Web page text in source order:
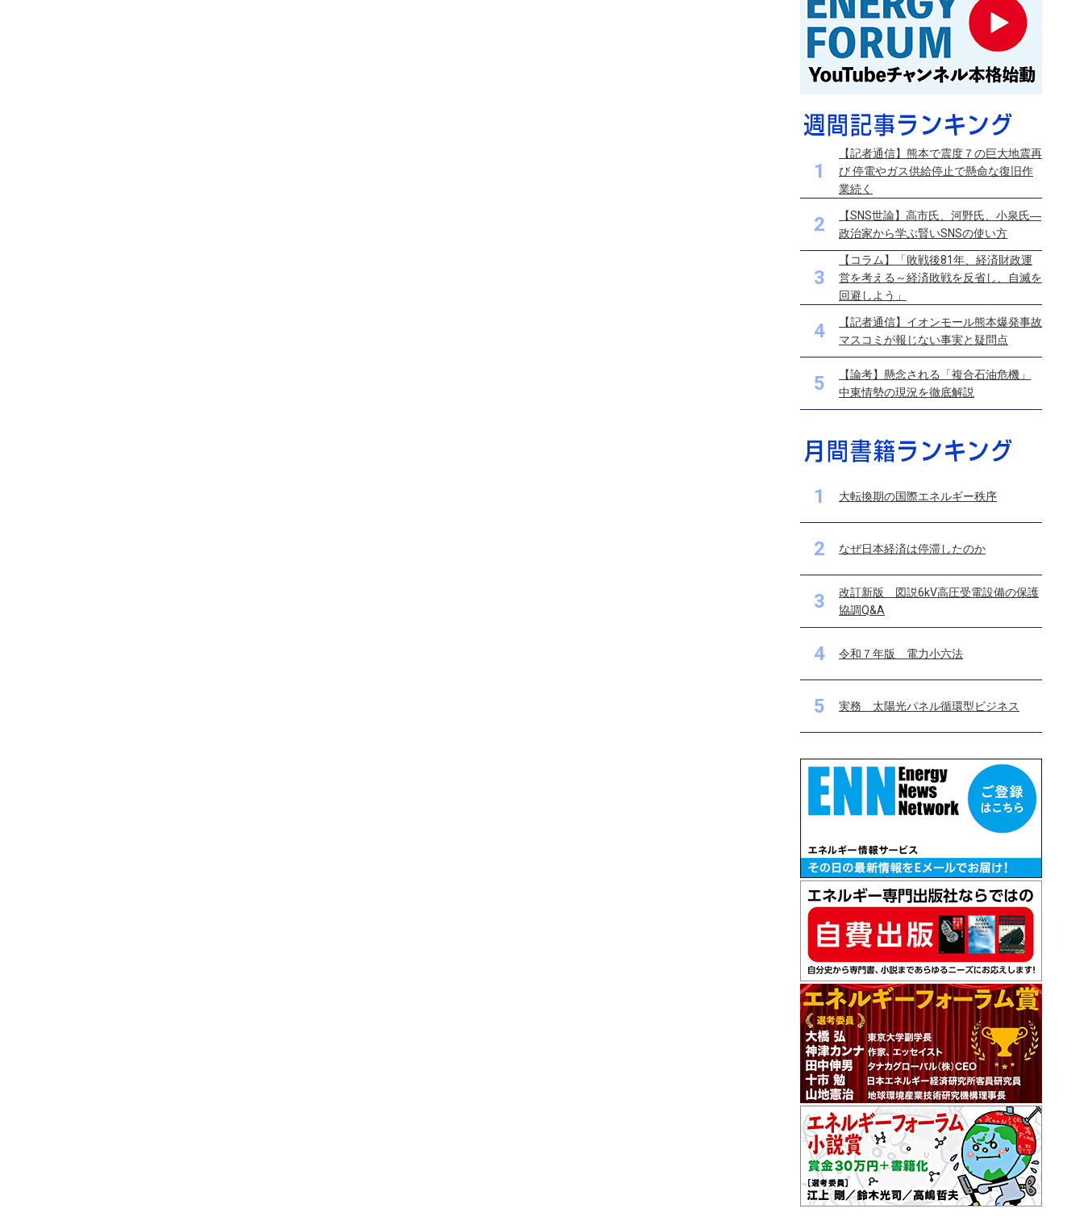
1
【記者通信】熊本で震度７の巨大地震再
び 停電やガス供給停止で懸命な復旧作
業続く
2
【SNS世論】高市氏、河野氏、小泉氏―
政治家から学ぶ賢いSNSの使い方
3
【コラム】「敗戦後81年、経済財政運
営を考える～経済敗戦を反省し、自滅を
回避しよう」
4
【記者通信】イオンモール熊本爆発事故
マスコミが報じない事実と疑問点
5
【論考】懸念される「複合石油危機」
中東情勢の現況を徹底解説
1 大転換期の国際エネルギー秩序
2 なぜ日本経済は停滞したのか
3
改訂新版 図説6kV高圧受電設備の保護
協調Q&A
4 令和７年版 電力小六法
5 実務 太陽光パネル循環型ビジネス